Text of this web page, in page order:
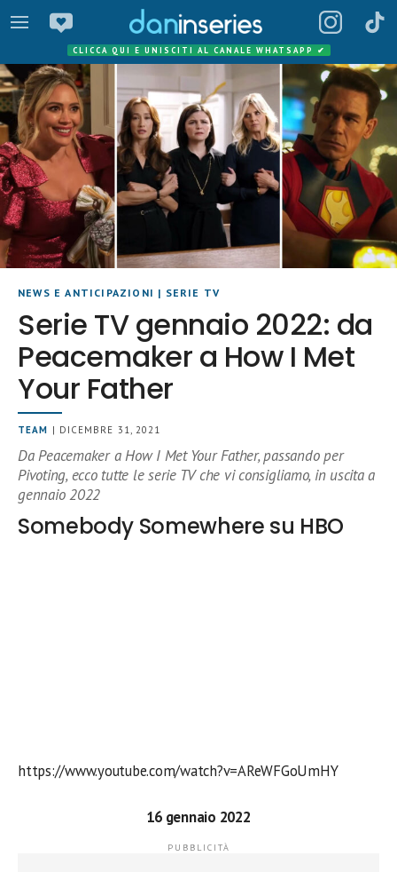
CLICCA QUI E UNISCITI AL CANALE WHATSAPP ✔
NEWS E ANTICIPAZIONI | SERIE TV
Serie TV gennaio 2022: da
Peacemaker a How I Met
Your Father
TEAM | DICEMBRE 31, 2021
Da Peacemaker a How I Met Your Father, passando per
Pivoting, ecco tutte le serie TV che vi consigliamo, in uscita a
gennaio 2022
Somebody Somewhere su HBO
https://www.youtube.com/watch?v=AReWFGoUmHY
16 gennaio 2022